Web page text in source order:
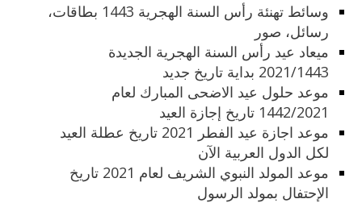
وسائط تهنئة رأس السنة الهجرية 1443 بطاقات،
رسائل، صور
ميعاد عيد رأس السنة الهجرية الجديدة
2021/1443 بداية تاريخ جديد
موعد حلول عيد الاضحى المبارك لعام
1442/2021 تاريخ إجازة العيد
موعد اجازة عيد الفطر 2021 تاريخ عطلة العيد
لكل الدول العربية الآن
موعد المولد النبوي الشريف لعام 2021 تاريخ
الإحتفال بمولد الرسول